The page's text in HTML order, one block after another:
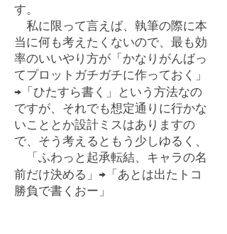
す。
私に限って言えば、執筆の際に本
当に何も考えたくないので、最も効
率のいいやり方が「かなりがんばっ
てプロットガチガチに作っておく」
→「ひたすら書く」という方法なの
ですが、それでも想定通りに行かな
いこととか設計ミスはありますの
で、そう考えるともう少しゆるく、
「ふわっと起承転結、キャラの名
前だけ決める」→「あとは出たトコ
勝負で書くおー」